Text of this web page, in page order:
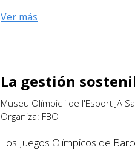
Ver más
La gestión
Museu Olímpic i de l'Esport JA
Organiza: FBO
Los Juegos Olímpicos de